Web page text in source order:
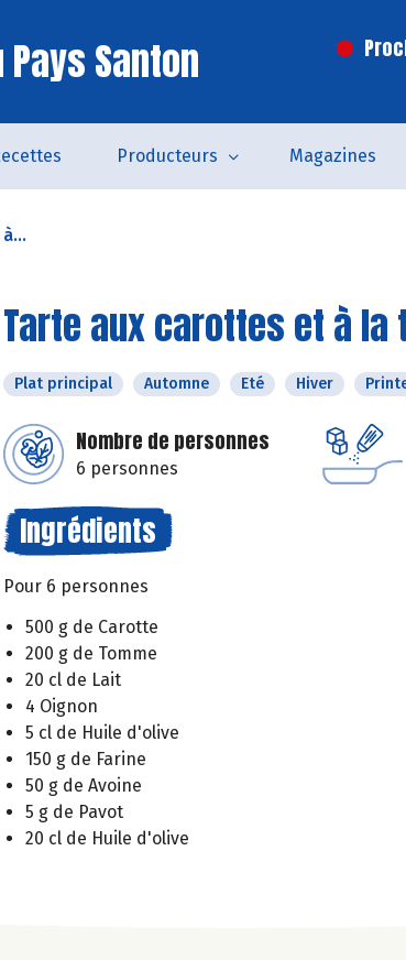
Pays Santon
Producteurs Magazines
Tarte aux carottes et à la
Plat principal Automne Eté Hiver
Nombre de personnes
6 personnes
Ingrédients
Pour 6 personnes
500 g de Carotte
200 g de Tomme
20 cl de Lait
4 Oignon
5 cl de Huile d'olive
150 g de Farine
50 g de Avoine
5 g de Pavot
20 cl de Huile d'olive